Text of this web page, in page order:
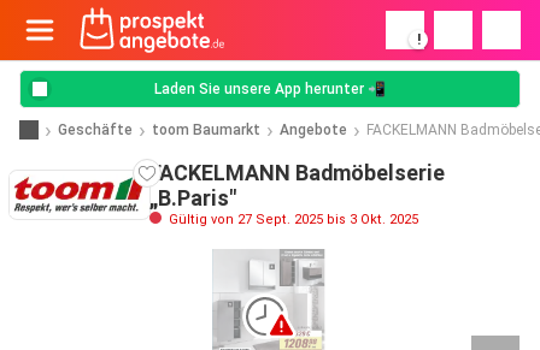
!
Laden Sie unsere App herunter 📲
Geschäfte toom Baumarkt Angebote FACKELMANN
FACKELMANN Badmöbelserie
„B.Paris"
Gültig von 27 Sept. 2025 bis 3 Okt. 2025